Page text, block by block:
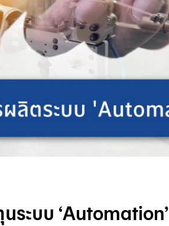
ระบบ ‘Automation’